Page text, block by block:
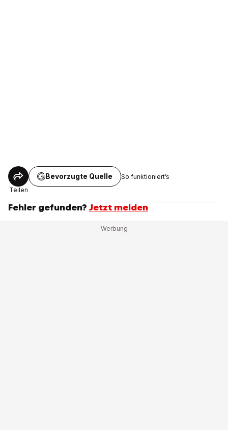
Teilen
Bevorzugte Quelle So funktioniert’s
Fehler gefunden? Jetzt melden